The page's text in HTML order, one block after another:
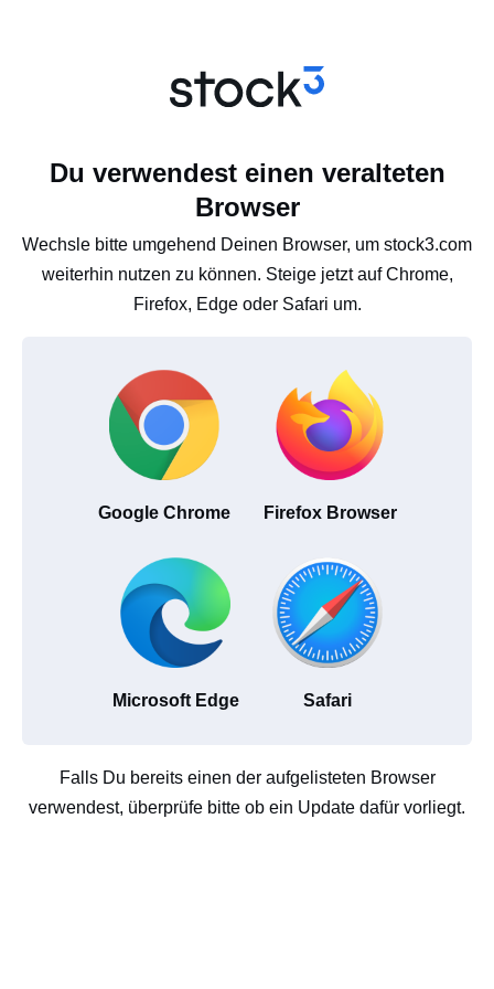
Du verwendest einen veralteten
Browser
Wechsle bitte umgehend Deinen Browser, um stock3.com
weiterhin nutzen zu können. Steige jetzt auf Chrome,
Firefox, Edge oder Safari um.
Google Chrome Firefox Browser
Microsoft Edge Safari
Falls Du bereits einen der aufgelisteten Browser
verwendest, überprüfe bitte ob ein Update dafür vorliegt.